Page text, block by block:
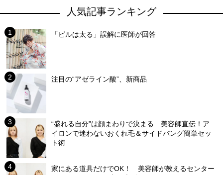
人気記事ランキング
「ピルは太る」誤解に医師が回答
注目の“アゼライン酸”、新商品
“盛れる自分”は顔まわりで決まる 美容師直伝！ア
イロンで迷わないおくれ毛＆サイドバング簡単セッ
ト術
家にある道具だけでOK！ 美容師が教えるセンター